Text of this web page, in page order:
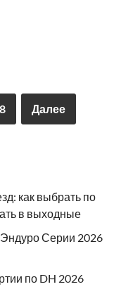
8 Далее
как выбрать по
в выходные
Серии 2026
по DH 2026